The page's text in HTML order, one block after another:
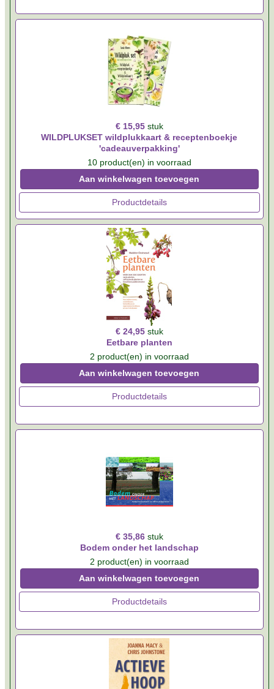
€ 15,95 stuk
WILDPLUKSET wildplukkaart & receptenboekje
'cadeauverpakking'
10 product(en) in voorraad
Aan winkelwagen toevoegen
Productdetails
€ 24,95 stuk
Eetbare planten
2 product(en) in voorraad
Aan winkelwagen toevoegen
Productdetails
€ 35,86 stuk
Bodem onder het landschap
2 product(en) in voorraad
Aan winkelwagen toevoegen
Productdetails